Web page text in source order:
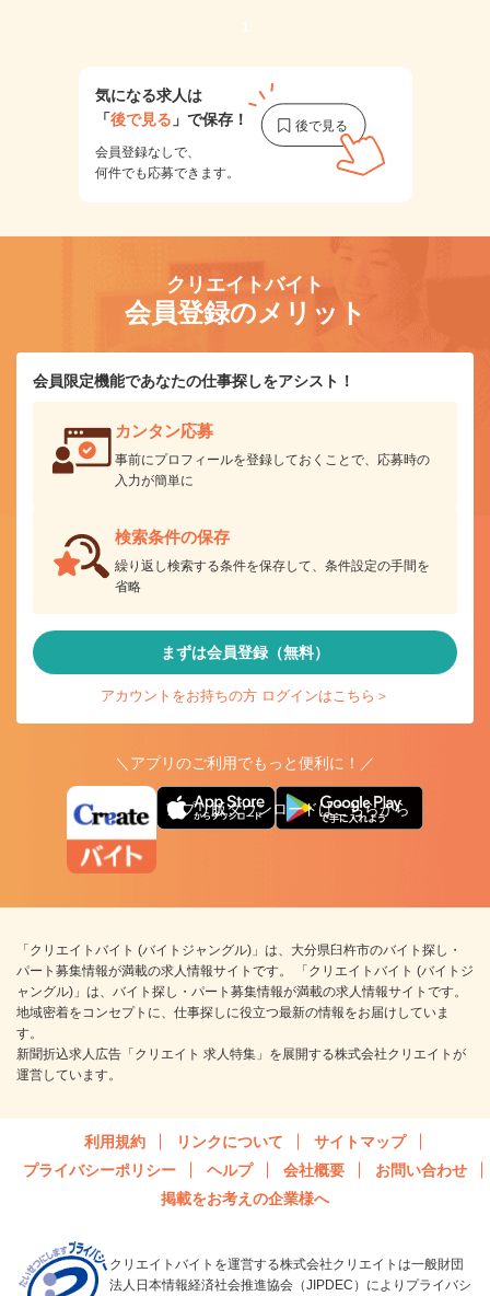
1
気になる求人は
「後で見る 」で保存！
会員登録なしで、
何件でも応募できます。
クリエイトバイト
会員登録のメリット
会員限定機能であなたの仕事探しをアシスト！
カンタン応募
事前にプロフィールを登録しておくことで、応募時の
入力が簡単に
検索条件の保存
繰り返し検索する条件を保存して、条件設定の手間を
省略
まずは会員登録（無料）
アカウントをお持ちの方 ログインはこちら＞
＼アプリのご利用でもっと便利に！／
アプリ版ダウンロードはこちらから
「クリエイトバイト (バイトジャングル)」は、大分県臼杵市のバイト探し・
パート募集情報が満載の求人情報サイトです。 「クリエイトバイト (バイトジ
ャングル)」は、バイト探し・パート募集情報が満載の求人情報サイトです。
地域密着をコンセプトに、仕事探しに役立つ最新の情報をお届けしていま
す。
新聞折込求人広告「クリエイト 求人特集」を展開する株式会社クリエイトが
運営しています。
利用規約 リンクについて
サイトマップ
プライバシーポリシー
ヘルプ 会社概要
お問い合わせ
掲載をお考えの企業様へ
クリエイトバイトを運営する株式会社クリエイトは一般財団
法人日本情報経済社会推進協会（JIPDEC）によりプライバシ